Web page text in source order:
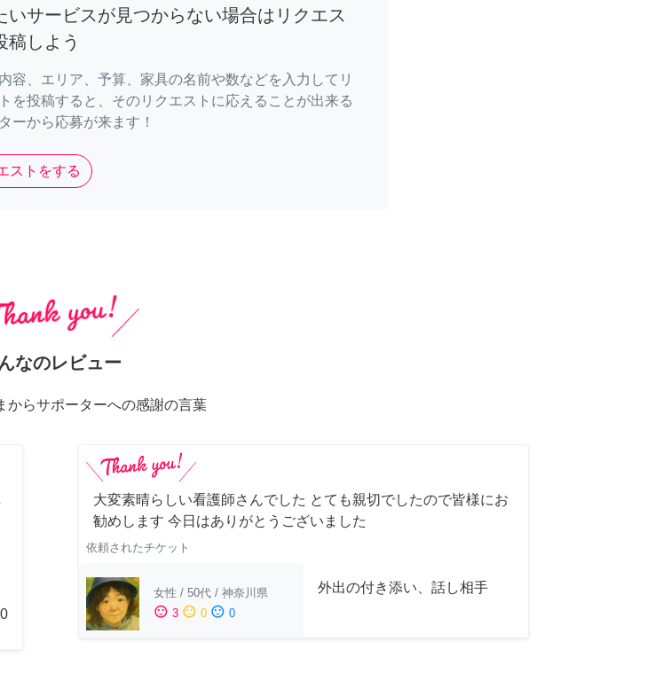
いサービスが見つからない場合はリクエス
稿しよう
容、エリア、予算、家具の名前や数などを入力してリ
を投稿すると、そのリクエストに応えることが出来る
ーから応募が来ます！
ストをする
なのレビュー
からサポーターへの感謝の言葉
大変素晴らしい看護師さんでした とても親切でしたので皆様にお
勧めします 今日はありがとうございました
依頼されたチケット
女性 / 50代 / 神奈川県
sentiment_satisfied 3 sentiment_neutral 0 sentiment_dissatisfied 0
外出の付き添い、話し相手